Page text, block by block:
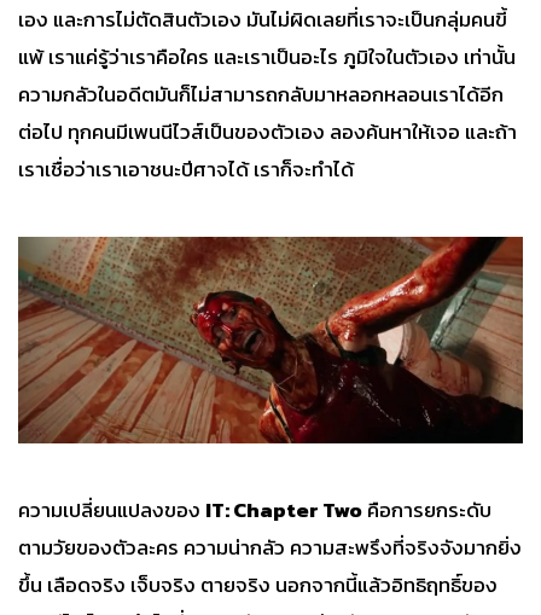
เอง และการไม่ตัดสินตัวเอง มันไม่ผิดเลยที่เราจะเป็นกลุ่มคนขี้
แพ้ เราแค่รู้ว่าเราคือใคร และเราเป็นอะไร ภูมิใจในตัวเอง เท่านั้น
ความกลัวในอดีตมันก็ไม่สามารถกลับมาหลอกหลอนเราได้อีก
ต่อไป ทุกคนมีเพนนีไวส์เป็นของตัวเอง ลองค้นหาให้เจอ และถ้า
เราเชื่อว่าเราเอาชนะปีศาจได้ เราก็จะทำได้
ความเปลี่ยนแปลงของ IT: Chapter Twoคือการยกระดับ
ตามวัยของตัวละคร ความน่ากลัว ความสะพรึงที่จริงจังมากยิ่ง
ขึ้น เลือดจริง เจ็บจริง ตายจริง นอกจากนี้แล้วอิทธิฤทธิ์ของ